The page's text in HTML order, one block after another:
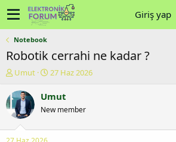
Giriş yap
Notebook
Robotik cerrahi ne kadar ?
K
n
u
y
b
Umut
B
ş
a
27 Haz 2026
Umut
New member